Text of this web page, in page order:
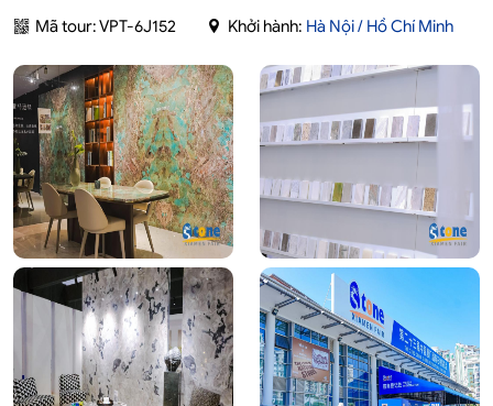
Mã tour: VPT-6J152 Khởi hành: Hà Nội / Hồ Chí Minh